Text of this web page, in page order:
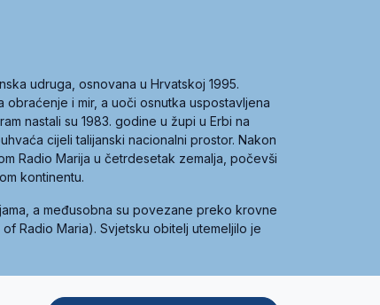
udruga, osnovana u Hrvatskoj 1995.
i mir, a uoči osnutka uspostavljena
nastali su 1983. godine u župi u Erbi na
cijeli talijanski nacionalni prostor. Nakon
Radio Marija u četrdesetak zemalja, počevši
kontinentu.
a međusobna su povezane preko krovne
Radio Maria). Svjetsku obitelj utemeljilo je